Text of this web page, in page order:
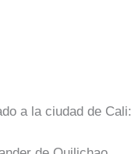
a la ciudad de Cali: